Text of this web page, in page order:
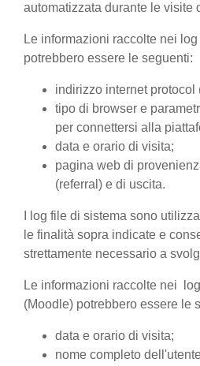
automatizzata durante le visite
Le informazioni raccolte nei
potrebbero essere le seguenti:
indirizzo internet protocol
tipo di browser e
per connettersi alla
data e orario di visita;
pagina web di
(referral) e di uscita.
I log file di sistema sono
le finalità sopra indicate e
strettamente necessario a
Le informazioni raccolte nei
(Moodle) potrebbero essere le
data e orario di visita;
nome completo